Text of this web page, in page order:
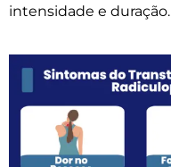
intensidade e duração.